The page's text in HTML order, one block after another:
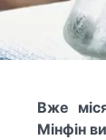
Вже
Мінфін